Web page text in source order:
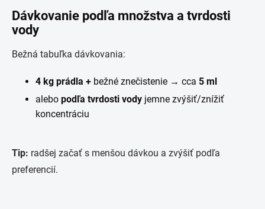
Dávkovanie podľa množstva a tvrdosti
vody
Bežná tabuľka dávkovania:
4 kg prádla + bežné znečistenie → cca 5 ml
alebo podľa tvrdosti vody jemne zvýšiť/znížiť
koncentráciu
Tip: radšej začať s menšou dávkou a zvýšiť podľa
preferencií.